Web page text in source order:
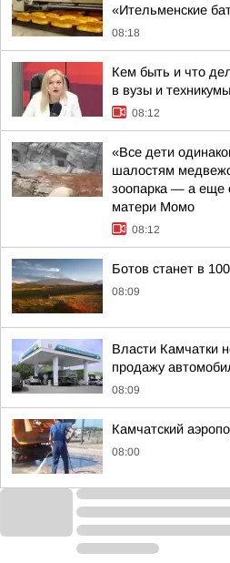
«Ительменские
08:18
Кем быть и что
в вузы и
08:12
«Все дети
шалостям
зоопарка — а еще
матери Момо
08:12
Ботов станет в
08:09
Власти Камчатки
продажу
08:09
Камчатский
08:00